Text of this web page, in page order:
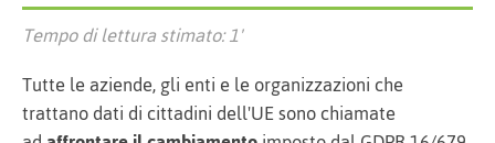
Tempo di lettura stimato: 1'
Tutte le aziende, gli enti e le organizzazioni che
trattano dati di cittadini dell'UE sono chiamate